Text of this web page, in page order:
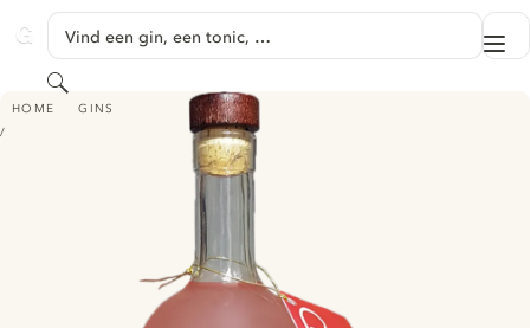
GINVENTORY
Vind een gin, een tonic, …
Zoeken
HOME GINS
DAFFY'S - RED GOOSEBERRY LIMITED EDITION